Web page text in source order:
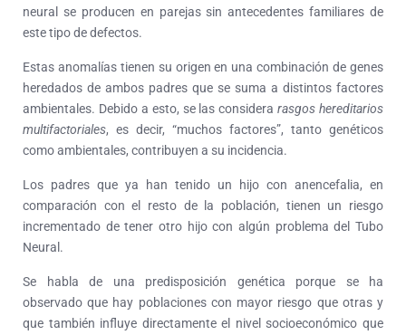
neural se producen en parejas sin antecedentes familiares de
este tipo de defectos.
Estas anomalías tienen su origen en una combinación de genes
heredados de ambos padres que se suma a distintos factores
ambientales. Debido a esto, se las considerarasgos hereditarios
multifactoriales, es decir, “muchos factores”, tanto genéticos
como ambientales, contribuyen a su incidencia.
Los padres que ya han tenido un hijo con anencefalia, en
comparación con el resto de la población, tienen un riesgo
incrementado de tener otro hijo con algún problema del Tubo
Neural.
Se habla de una predisposición genética porque se ha
observado que hay poblaciones con mayor riesgo que otras y
que también influye directamente el nivel socioeconómico que